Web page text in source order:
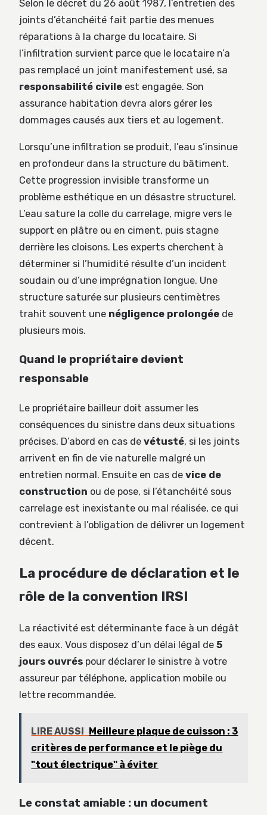
Selon le décret du 26 août 1987, l’entretien des
joints d’étanchéité fait partie des menues
réparations à la charge du locataire. Si
l’infiltration survient parce que le locataire n’a
pas remplacé un joint manifestement usé, sa
responsabilité civile est engagée. Son
assurance habitation devra alors gérer les
dommages causés aux tiers et au logement.
Lorsqu’une infiltration se produit, l’eau s’insinue
en profondeur dans la structure du bâtiment.
Cette progression invisible transforme un
problème esthétique en un désastre structurel.
L’eau sature la colle du carrelage, migre vers le
support en plâtre ou en ciment, puis stagne
derrière les cloisons. Les experts cherchent à
déterminer si l’humidité résulte d’un incident
soudain ou d’une imprégnation longue. Une
structure saturée sur plusieurs centimètres
trahit souvent une négligence prolongée de
plusieurs mois.
Quand le propriétaire devient
responsable
Le propriétaire bailleur doit assumer les
conséquences du sinistre dans deux situations
précises. D’abord en cas de vétusté, si les joints
arrivent en fin de vie naturelle malgré un
entretien normal. Ensuite en cas de vice de
construction ou de pose, si l’étanchéité sous
carrelage est inexistante ou mal réalisée, ce qui
contrevient à l’obligation de délivrer un logement
décent.
La procédure de déclaration et le
rôle de la convention IRSI
La réactivité est déterminante face à un dégât
des eaux. Vous disposez d’un délai légal de 5
jours ouvrés pour déclarer le sinistre à votre
assureur par téléphone, application mobile ou
lettre recommandée.
LIRE AUSSI Meilleure plaque de cuisson : 3
critères de performance et le piège du
"tout électrique" à éviter
Le constat amiable : un document